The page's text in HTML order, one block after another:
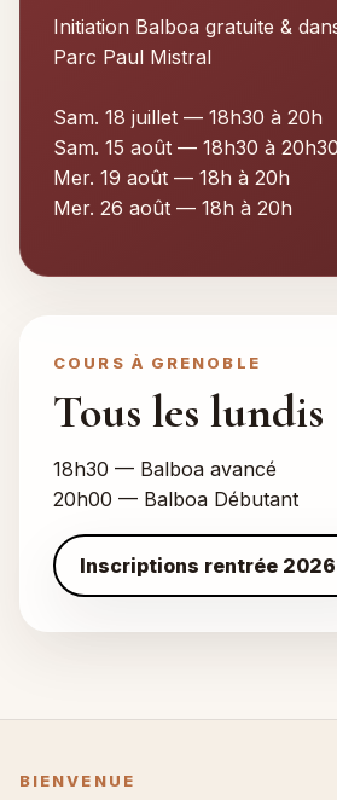
Initiation Balboa gratuite &
Parc Paul Mistral
Sam. 18 juillet — 18h30 à 20h
Sam. 15 août — 18h30 à 20h30
Mer. 19 août — 18h à 20h
Mer. 26 août — 18h à 20h
COURS À GRENOBLE
Tous les lundis
18h30 — Balboa avancé
20h00 — Balboa Débutant
Inscriptions rentrée
BIENVENUE